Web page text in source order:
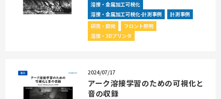
溶接・金属加工可視化
溶接・金属加工可視化-計測事例
計測事例
研究・開発
フロント照明
溶接・3Dプリンタ
2024/07/17
アーク溶接学習のための可視化と
音の収録